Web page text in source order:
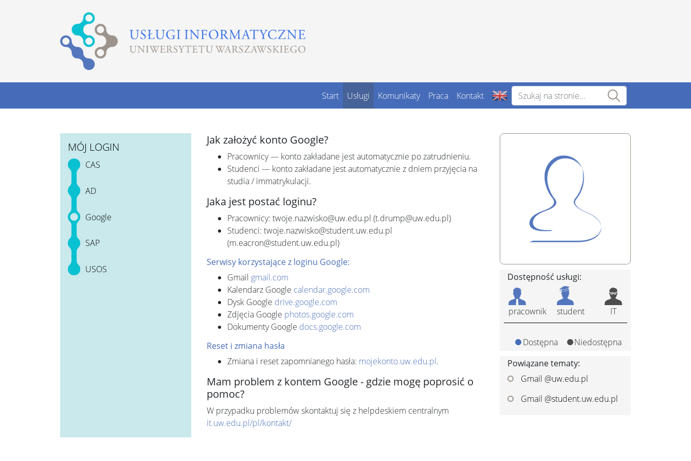
Start Usługi Komunikaty Praca Kontakt
MÓJ LOGIN
CAS
AD
Google
SAP
USOS
Jak założyć konto Google?
Pracownicy — konto zakładane jest automatycznie po zatrudnieniu.
Studenci — konto zakładane jest automatycznie z dniem przyjęcia na
studia / immatrykulacji.
Jaka jest postać loginu?
Pracownicy: twoje.nazwisko@uw.edu.pl (t.drump@uw.edu.pl)
Studenci: twoje.nazwisko@student.uw.edu.pl
(m.eacron@student.uw.edu.pl)
Serwisy korzystające z loginu Google:
Gmail gmail.com
Kalendarz Google calendar.google.com
Dysk Google drive.google.com
Zdjęcia Google photos.google.com
Dokumenty Google docs.google.com
Reset i zmiana hasła
Zmiana i reset zapomnianego hasła: mojekonto.uw.edu.pl.
Mam problem z kontem Google - gdzie mogę poprosić o
pomoc?
W przypadku problemów skontaktuj się z helpdeskiem centralnym
it.uw.edu.pl/pl/kontakt/
Dostępność usługi:
pracownik student IT
Dostępna
Niedostępna
Powiązane tematy:
Gmail @uw.edu.pl
Gmail @student.uw.edu.pl